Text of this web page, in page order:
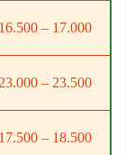
16.500 – 17.000
23.000 – 23.500
17.500 – 18.500